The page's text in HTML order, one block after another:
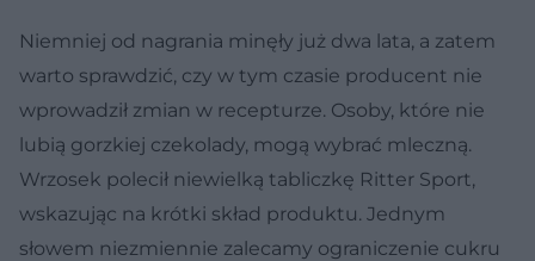
Niemniej od nagrania minęły już dwa lata, a zatem
warto sprawdzić, czy w tym czasie producent nie
wprowadził zmian w recepturze. Osoby, które nie
lubią gorzkiej czekolady, mogą wybrać mleczną.
Wrzosek polecił niewielką tabliczkę Ritter Sport,
wskazując na krótki skład produktu. Jednym
słowem niezmiennie zalecamy ograniczenie cukru